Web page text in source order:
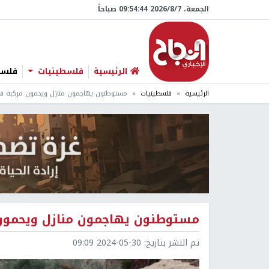
الجمعة، 7/‏8/‏2026 09:54:45 صباحاً
الرئيسية فلسطينيات
الرئيسية فلسطينيات مستوطنون يهاجمون منازل ويحمون مركبة
مستوطنون يهاجمون منازل
تم النشر بتاريخ: 2024-05-30 09:09